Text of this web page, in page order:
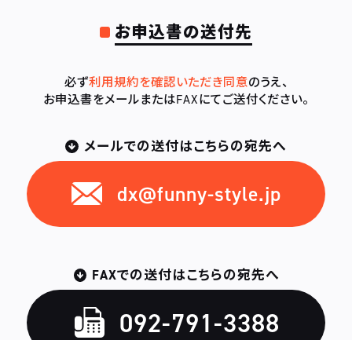
お申込書の送付先
必ず利用規約を確認いただき同意のうえ、
お申込書をメールまたはFAXにてご送付ください。
メールでの送付はこちらの宛先へ
dx@funny-style.jp
FAXでの送付はこちらの宛先へ
092-791-3388